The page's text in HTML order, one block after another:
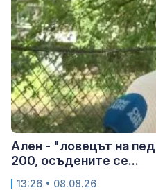
Ален - "ловецът на
200, осъдените се...
13:26 • 08.08.26